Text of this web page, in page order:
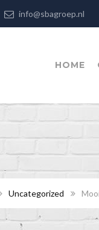
info@sbagroep.nl
HOME
Uncategorized